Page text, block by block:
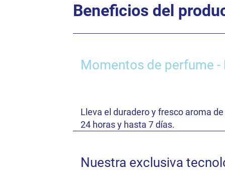
Beneficios del
Momentos de perfume -
Lleva el duradero y fresco aroma
24 horas y hasta 7 días.
Nuestra exclusiva